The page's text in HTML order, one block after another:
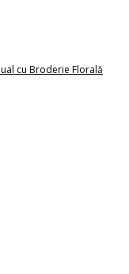
cu Broderie Florală